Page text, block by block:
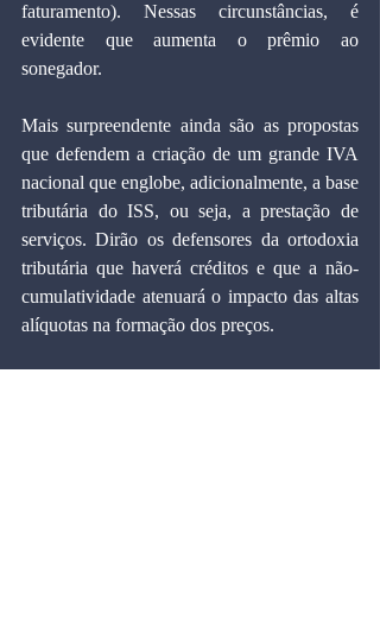
faturamento). Nessas circunstâncias, é
evidente que aumenta o prêmio ao
sonegador.
Mais surpreendente ainda são as propostas
que defendem a criação de um grande IVA
nacional que englobe, adicionalmente, a base
tributária do ISS, ou seja, a prestação de
serviços. Dirão os defensores da ortodoxia
tributária que haverá créditos e que a não-
cumulatividade atenuará o impacto das altas
alíquotas na formação dos preços.